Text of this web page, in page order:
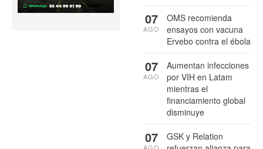
OMS recomienda
ensayos con vacuna
Ervebo contra el ébola
07
AGO
Aumentan infecciones
por VIH en Latam
mientras el
financiamiento global
disminuye
07
AGO
GSK y Relation
07
AGO